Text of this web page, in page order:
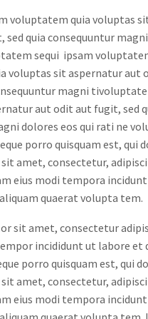
voluptatem quia voluptas
quia consequuntur
sequi ipsam
voluptas sit aspernatur aut
magni
aut odit aut fugit, sed
dolores eos qui rati ne
porro quisquam est, qui
amet, consectetur,
eius modi tempora
quaerat volupta tem.
sit amet, consectetur
incididunt ut labore et
porro quisquam est, qui
amet, consectetur,
eius modi tempora